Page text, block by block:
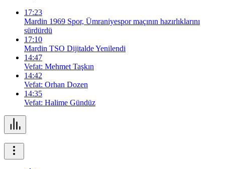
17:23
Mardin 1969 Spor, Ümraniyespor maçının hazırlıklarını
sürdürdü
17:10
Mardin TSO Dijitalde Yenilendi
14:47
Vefat: Mehmet Taşkın
14:42
Vefat: Orhan Dozen
14:35
Vefat: Halime Gündüz